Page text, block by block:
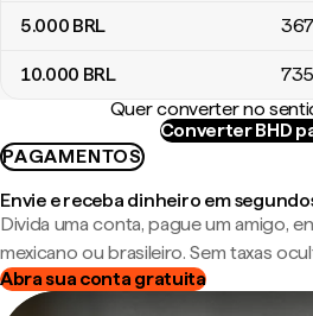
5.000 BRL 367
10.000 BRL 735
Quer converter no
Converter BHD
PAGAMENTOS
Envie e receba dinheiro em
Divida uma conta, pague um amigo,
mexicano ou brasileiro. Sem taxas
Abra sua conta gratuita